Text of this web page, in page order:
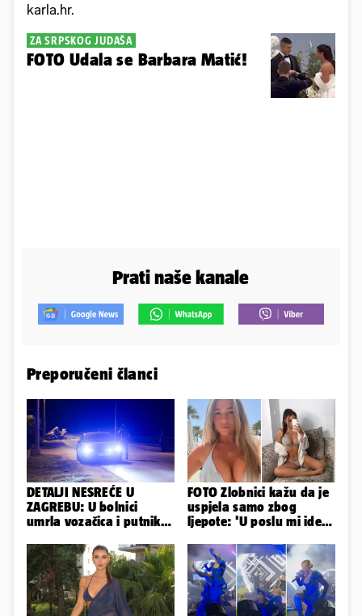
karla.hr.
ZA SRPSKOG JUDAŠA
FOTO Udala se Barbara Matić!
Prati naše kanale
Preporučeni članci
DETALJI NESREĆE U
ZAGREBU: U bolnici
umrla vozačica i putnik,
prepolovio
FOTO Zlobnici kažu da je
uspjela samo zbog
ljepote: 'U poslu mi ide